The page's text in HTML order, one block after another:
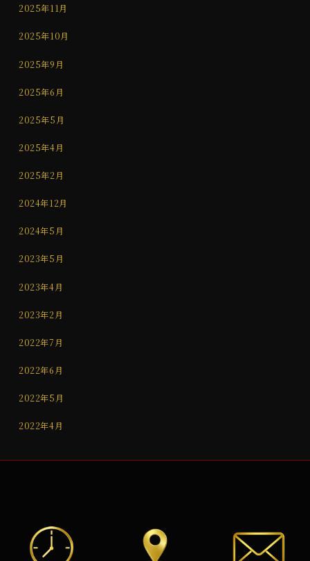
2025年11月
2025年10月
2025年9月
2025年6月
2025年5月
2025年4月
2025年2月
2024年12月
2024年5月
2023年5月
2023年4月
2023年2月
2022年7月
2022年6月
2022年5月
2022年4月